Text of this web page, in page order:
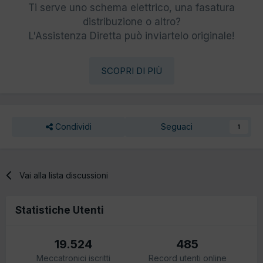
Ti serve uno schema elettrico, una fasatura
distribuzione o altro?
L'Assistenza Diretta può inviartelo originale!
SCOPRI DI PIÙ
Condividi Seguaci 1
Vai alla lista discussioni
Statistiche Utenti
19.524
Meccatronici iscritti
485
Record utenti online